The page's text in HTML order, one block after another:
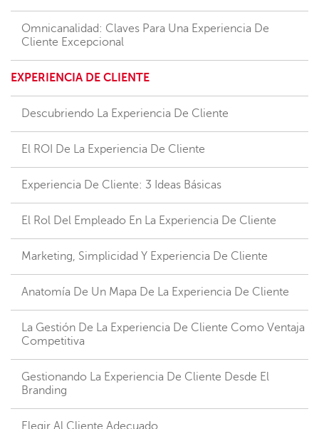
Omnicanalidad: Claves Para Una Experiencia De
Cliente Excepcional
EXPERIENCIA DE CLIENTE
Descubriendo La Experiencia De Cliente
El ROI De La Experiencia De Cliente
Experiencia De Cliente: 3 Ideas Básicas
El Rol Del Empleado En La Experiencia De Cliente
Marketing, Simplicidad Y Experiencia De Cliente
Anatomía De Un Mapa De La Experiencia De Cliente
La Gestión De La Experiencia De Cliente Como Ventaja
Competitiva
Gestionando La Experiencia De Cliente Desde El
Branding
Elegir Al Cliente Adecuado